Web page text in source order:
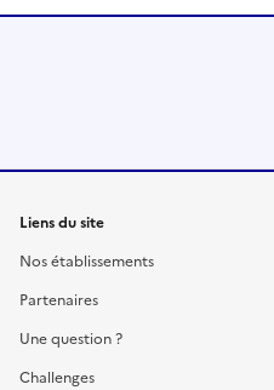
Liens du site
Nos établissements
Partenaires
Une question ?
Challenges